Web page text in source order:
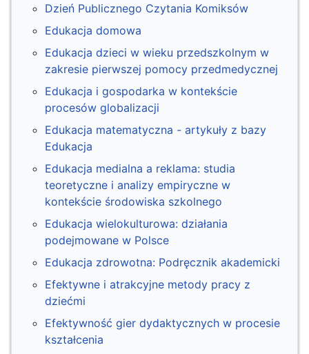
Dzień Publicznego Czytania Komiksów
Edukacja domowa
Edukacja dzieci w wieku przedszkolnym w
zakresie pierwszej pomocy przedmedycznej
Edukacja i gospodarka w kontekście
procesów globalizacji
Edukacja matematyczna - artykuły z bazy
Edukacja
Edukacja medialna a reklama: studia
teoretyczne i analizy empiryczne w
kontekście środowiska szkolnego
Edukacja wielokulturowa: działania
podejmowane w Polsce
Edukacja zdrowotna: Podręcznik akademicki
Efektywne i atrakcyjne metody pracy z
dziećmi
Efektywność gier dydaktycznych w procesie
kształcenia